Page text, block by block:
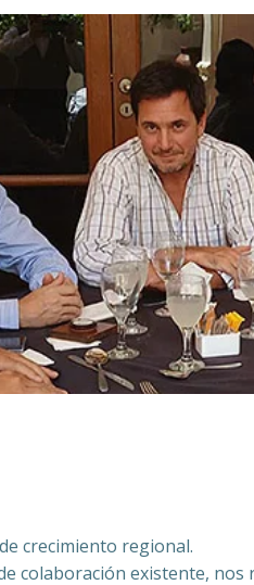
crecimiento regional.
colaboración existente,